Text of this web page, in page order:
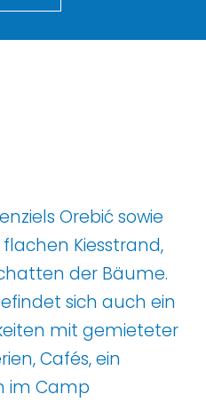
Orebić sowie
Kiesstrand,
der Bäume.
sich auch ein
mit gemieteter
Cafés, ein
im Camp